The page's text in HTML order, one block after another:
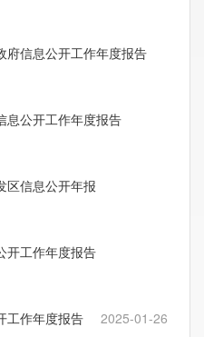
府信息公开工作年度报告
息公开工作年度报告
区信息公开年报
开工作年度报告
工作年度报告 2025-01-26